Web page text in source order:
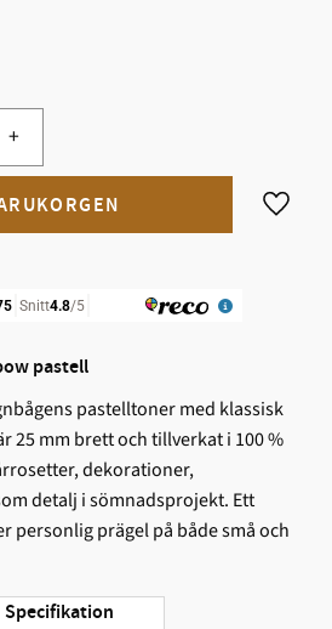
+
Lägg
pastell
pastelltoner med klassisk
25 mm brett och tillverkat i 100 %
dekorationer,
detalj i sömnadsprojekt. Ett
personlig prägel på både små och
Specifikation